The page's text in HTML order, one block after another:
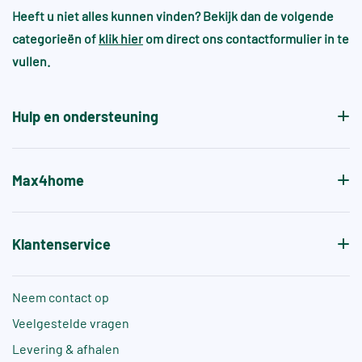
wel en heeft dit juist de sfeer en gewenste
patroon.
omgevingen
Voor zwembaden en wellnessruimtes gelden vaak
aanvullende normen, zoals +A of +B, die specifiek
Heeft u niet alles kunnen vinden? Bekijk dan de volgende
categorieën of klik hier om direct ons contactformulier in te
vullen.
Hulp en ondersteuning
Max4home
Klantenservice
Neem contact op
Veelgestelde vragen
Levering & afhalen